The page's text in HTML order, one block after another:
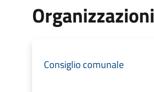
Organizzazioni
Consiglio comunale